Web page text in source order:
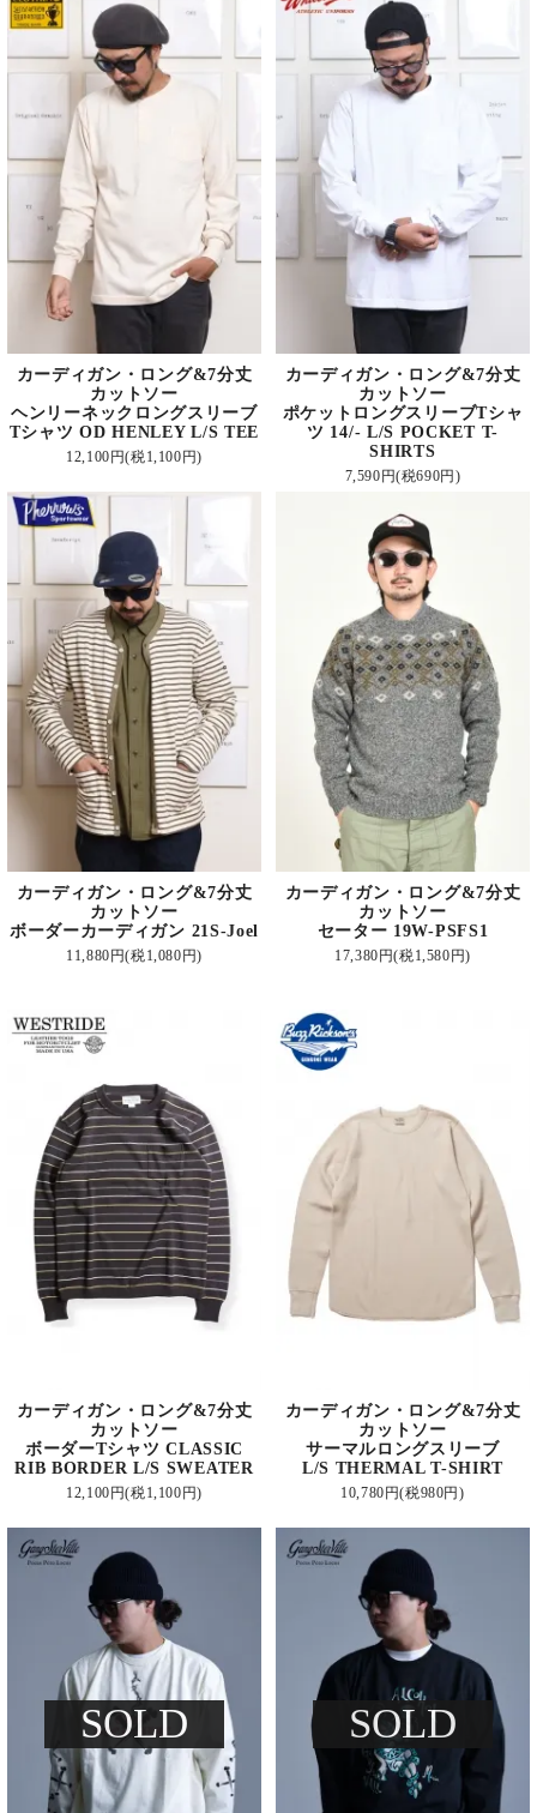
カーディガン・ロング&7分丈
カットソー
ヘンリーネックロングスリーブ
Tシャツ OD HENLEY L/S TEE
12,100円(税1,100円)
カーディガン・ロング&7分丈
カットソー
ポケットロングスリーブTシャ
ツ 14/- L/S POCKET T-
SHIRTS
7,590円(税690円)
カーディガン・ロング&7分丈
カットソー
ボーダーカーディガン 21S-Joel
11,880円(税1,080円)
カーディガン・ロング&7分丈
カットソー
セーター 19W-PSFS1
17,380円(税1,580円)
カーディガン・ロング&7分丈
カットソー
ボーダーTシャツ CLASSIC
RIB BORDER L/S SWEATER
12,100円(税1,100円)
カーディガン・ロング&7分丈
カットソー
サーマルロングスリーブ
L/S THERMAL T-SHIRT
10,780円(税980円)
SOLD SOLD